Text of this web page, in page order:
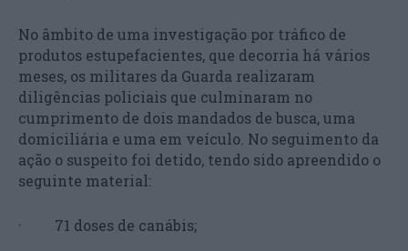
No âmbito de uma investigação por tráfico de
produtos estupefacientes, que decorria há vários
meses, os militares da Guarda realizaram
diligências policiais que culminaram no
cumprimento de dois mandados de busca, uma
domiciliária e uma em veículo. No seguimento da
ação o suspeito foi detido, tendo sido apreendido o
seguinte material:
· 71 doses de canábis;